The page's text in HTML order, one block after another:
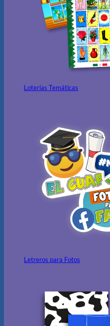
Loterías Temáticas
Letreros para Fotos